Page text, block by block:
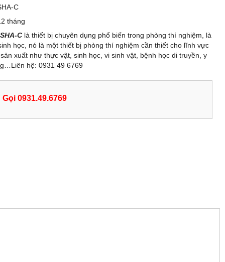
C
tháng
C là thiết bị chuyên dụng phổ biến trong phòng thí nghiệm, là
học, nó là một thiết bị phòng thí nghiệm cần thiết cho lĩnh vực
xuất như thực vật, sinh học, vi sinh vật, bệnh học di truyền, y
hệ: 0931 49 6769
Gọi 0931.49.6769